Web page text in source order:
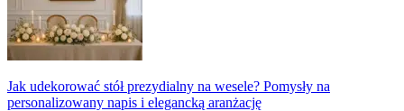
Jak udekorować stół prezydialny na wesele? Pomysły na
personalizowany napis i elegancką aranżację